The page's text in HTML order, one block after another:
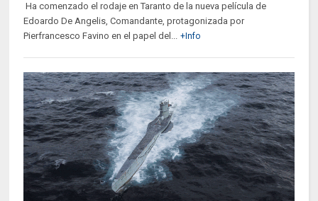
Ha comenzado el rodaje en Taranto de la nueva película de
Edoardo De Angelis, Comandante, protagonizada por
Pierfrancesco Favino en el papel del... +Info